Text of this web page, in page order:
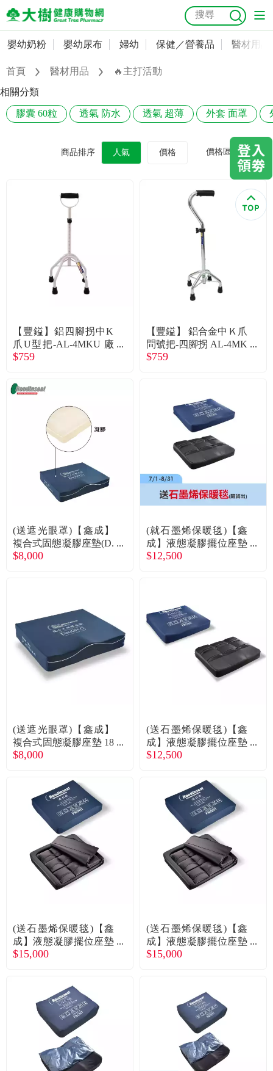
嬰幼奶粉
婦幼
保健／營養品
美容／個人清潔
食品／健康食補
名人嚴選
優惠活動
購物流程
常見問題
抗菌
奶瓶奶嘴
會員資料及密碼修改
訂單查詢
優惠券查詢
嬰幼奶粉 嬰幼尿布 婦幼 保健／營養品 醫材用品
首頁 醫材用品
🔥主打活動
相關分類
膠囊 60粒 透氣 防水 透氣 超薄 外套 面罩
商品排序 人氣 價格 價格區間
【豐鎰】鋁四腳拐中K
爪U型把-AL-4MKU 廠
商直送
$759
【豐鎰】 鋁合金中Ｋ爪
問號把-四腳拐 AL-4MK
J 廠送
$759
(送遮光眼罩)【鑫成】
複合式固態凝膠座墊(D.
G.C)／16吋座寬／固態
$8,000
(就石墨烯保暖毯)【鑫
成】液態凝膠擺位座墊
(C.G.C G2)／16吋座寬
$12,500
(送遮光眼罩)【鑫成】
複合式固態凝膠座墊 18
吋(D.G.C) 廠商直送
$8,000
(送石墨烯保暖毯)【鑫
成】液態凝膠擺位座墊
18吋(C.G.C G2) 廠商直
$12,500
(送石墨烯保暖毯)【鑫
成】液態凝膠擺位座墊
16吋(C.G.C G1) 廠商直
$15,000
(送石墨烯保暖毯)【鑫
成】液態凝膠擺位座墊
18吋(C.G.C G1) 廠商直
$15,000